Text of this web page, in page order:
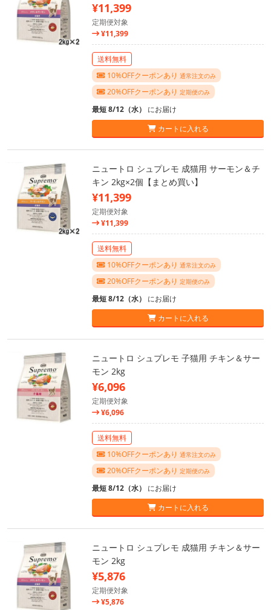
¥11,399
定期便対象
¥11,399
送料無料
10%OFFクーポンあり 通常注文のみ
20%OFFクーポンあり 定期便のみ
最短 8/12（水） にお届け
カートに入れる
ニュートロ シュプレモ 成猫用 サーモン＆チ
キン 2kg×2個【まとめ買い】
¥11,399
定期便対象
¥11,399
送料無料
10%OFFクーポンあり 通常注文のみ
20%OFFクーポンあり 定期便のみ
最短 8/12（水） にお届け
カートに入れる
ニュートロ シュプレモ 子猫用 チキン＆サー
モン 2kg
¥6,096
定期便対象
¥6,096
送料無料
10%OFFクーポンあり 通常注文のみ
20%OFFクーポンあり 定期便のみ
最短 8/12（水） にお届け
カートに入れる
ニュートロ シュプレモ 成猫用 チキン＆サー
モン 2kg
¥5,876
定期便対象
¥5,876